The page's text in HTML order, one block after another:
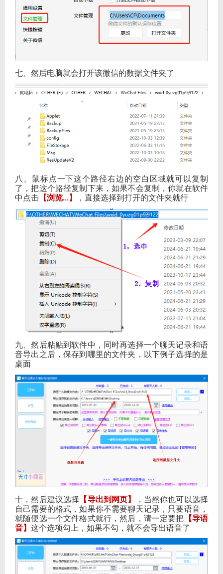
七、然后电脑就会打开该微信的数据文件夹了
八、 鼠标点一下这个路径右边的空白区域就可以复制
了，把这个路径复制下来，如果不会复制，你就在软件
中点击 【浏览...】 ，直接选择到打开的文件夹就行
九、然后粘贴到软件中，同时再选择一个聊天记录和语
音导出之后，保存到哪里的文件夹，以下例子选择的是
桌面
十，然后建议选择 【导出到网页】
，当然你也可以选择
自己需要的格式，如果你不需要聊天记录，只要语音，
就随便选一个文件格式就行，然后，请一定要把 【导语
音】 这个选项勾上，如果不勾，就不会导出语音了